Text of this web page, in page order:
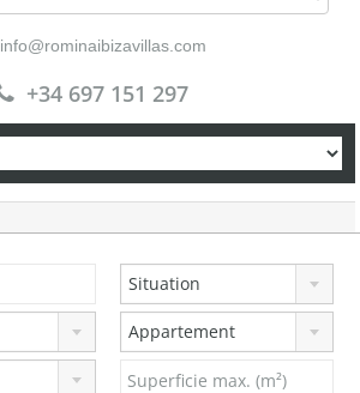
info@rominaibizavillas.com
+34 697 151 297
Situation
Appartement